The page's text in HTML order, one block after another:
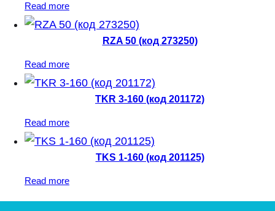
Read more
RZA 50 (код 273250)
Read more
TKR 3-160 (код 201172)
Read more
TKS 1-160 (код 201125)
Read more